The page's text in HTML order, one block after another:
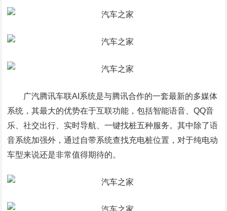
广汽腾讯车联AI系统是与腾讯合作的一套最新的多媒体
系统，其最大的优势在于互联功能，包括智能语音、QQ音
乐、社交出行、实时导航、一键找桩五种服务。其中除了语
音系统加强外，通过自带系统查找充电桩位置，对于纯电动
车型来说还是非常值得期待的。